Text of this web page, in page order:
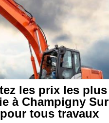
les prix les plus
à Champigny Sur
tous travaux